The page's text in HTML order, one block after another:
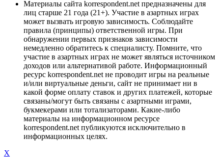
Материалы сайта korrespondent.net предназначены для
лиц старше 21 года (21+). Участие в азартных играх
может вызвать игровую зависимость. Соблюдайте
правила (принципы) ответственной игры. При
обнаружении первых признаков зависимости
немедленно обратитесь к специалисту. Помните, что
участие в азартных играх не может являться источником
доходов или альтернативой работе. Информационный
ресурс korrespondent.net не проводит игры на реальные
и/или виртуальные деньги, сайт не принимает ни в
какой форме оплату ставок и других платежей, которые
связаны/могут быть связаны с азартными играми,
букмекерами или тотализаторами. Какие-либо
материалы на информационном ресурсе
korrespondent.net публикуются исключительно в
информационных целях.
X